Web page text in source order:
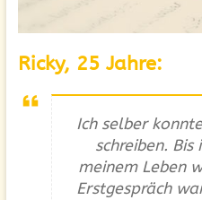
Ricky, 25 Jahre:
Ich selber
schreiben. Bis
meinem Leben
Erstgespräch